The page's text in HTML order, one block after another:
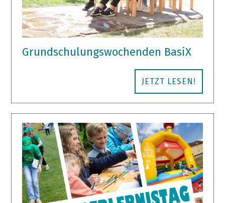
Grundschulungswochenden BasiX
JETZT LESEN!